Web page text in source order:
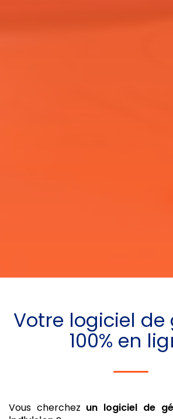
Votre logiciel de
100% en
Vous cherchez un logiciel de